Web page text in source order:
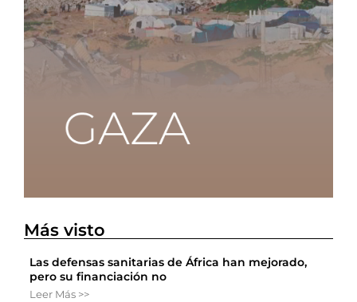
Más visto
Las defensas sanitarias de África han mejorado,
pero su financiación no
Leer Más >>